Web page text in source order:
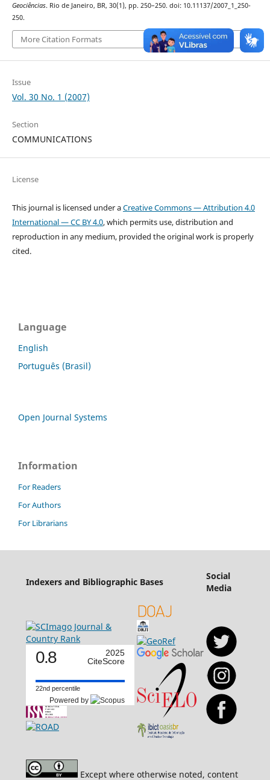
Geociências. Rio de Janeiro, BR, 30(1), pp. 250–250. doi: 10.11137/2007_1_250-
250.
More Citation Formats
Issue
Vol. 30 No. 1 (2007)
Section
COMMUNICATIONS
License
This journal is licensed under aCreative Commons — Attribution 4.0
International — CC BY 4.0, which permits use, distribution and
reproduction in any medium, provided the original work is properly
cited.
Language
English
Português (Brasil)
Open Journal Systems
Information
For Readers
For Authors
For Librarians
Indexers and Bibliographic Bases
Social
Media
0.8
2025
CiteScore
22nd percentile
Powered by
Except where otherwise noted, content